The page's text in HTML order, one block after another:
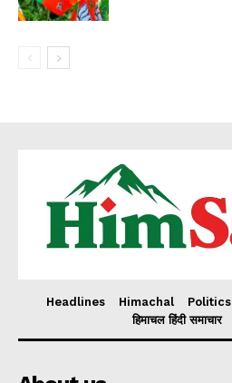
Headlines Himachal Politics
हिमाचल हिंदी समाचार